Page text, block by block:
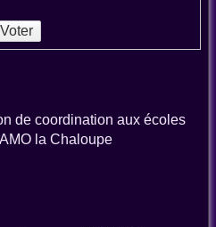
de coordination aux écoles
la Chaloupe